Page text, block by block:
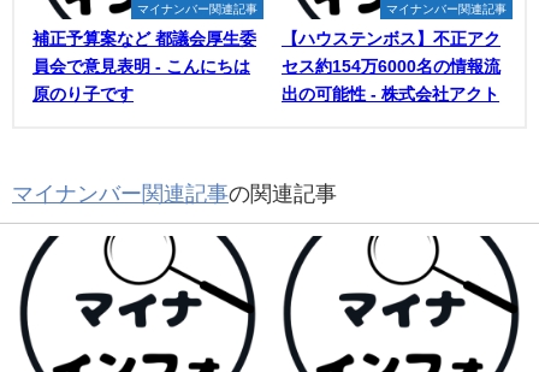
マイナンバー関連記事
補正予算案など 都議会厚生委
員会で意見表明 - こんにちは
原のり子です
マイナンバー関連記事
【ハウステンボス】不正アク
セス約154万6000名の情報流
出の可能性 - 株式会社アクト
マイナンバー関連記事の関連記事